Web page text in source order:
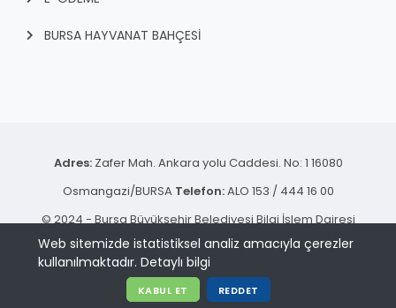
Web sitemizde istatistiksel analiz amacıyla çerezler
kullanılmaktadır. Detaylı bilgi
KABUL ET REDDET
BURSA HAYVANAT BAHÇESİ
Adres:Zafer Mah. Ankara yolu Caddesi. No: 1 16080
Osmangazi/BURSA Telefon:ALO 153 / 444 16 00
© 2024 - Bursa Büyükşehir Belediyesi Bilgi İşlem Dairesi
Başkanlığı | Tüm hakkı saklıdır.
KVKK Aydınlatma Metni